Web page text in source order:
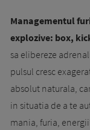
Managementul
explozive: box,
sa elibereze
pulsul cresc
absolut naturala,
in situatia de a te
mania, furia,